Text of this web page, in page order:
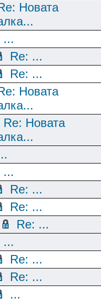
Новата
...
Re: ...
Re: ...
Новата
Re: Новата
...
Re: ...
Re: ...
Re: ...
...
Re: ...
Re: ...
...